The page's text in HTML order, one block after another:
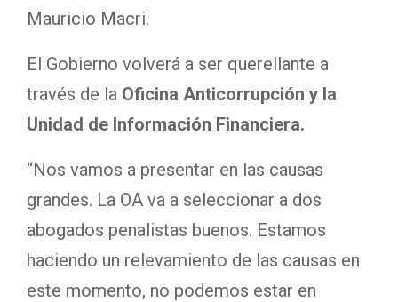
Mauricio Macri.
El Gobierno volverá a ser querellante a
través de la Oficina Anticorrupción y la
Unidad de Información Financiera.
“Nos vamos a presentar en las causas
grandes. La OA va a seleccionar a dos
abogados penalistas buenos. Estamos
haciendo un relevamiento de las causas en
este momento, no podemos estar en